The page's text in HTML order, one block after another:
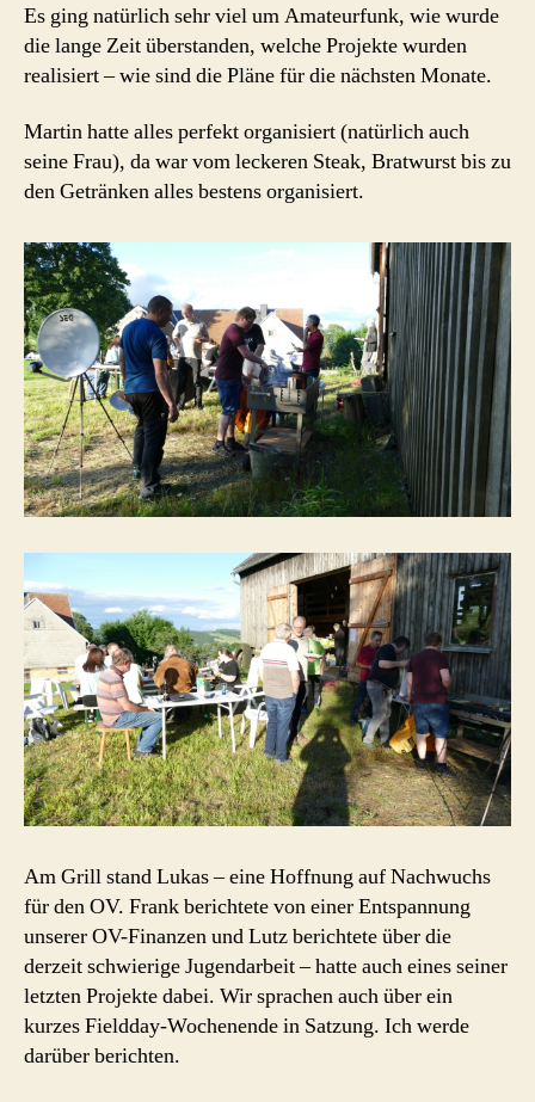
Es ging natürlich sehr viel um Amateurfunk, wie wurde
die lange Zeit überstanden, welche Projekte wurden
realisiert – wie sind die Pläne für die nächsten Monate.
Martin hatte alles perfekt organisiert (natürlich auch
seine Frau), da war vom leckeren Steak, Bratwurst bis zu
den Getränken alles bestens organisiert.
Am Grill stand Lukas – eine Hoffnung auf Nachwuchs
für den OV. Frank berichtete von einer Entspannung
unserer OV-Finanzen und Lutz berichtete über die
derzeit schwierige Jugendarbeit – hatte auch eines seiner
letzten Projekte dabei. Wir sprachen auch über ein
kurzes Fieldday-Wochenende in Satzung. Ich werde
darüber berichten.